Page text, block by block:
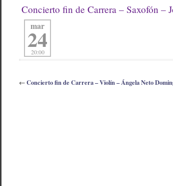
Concierto fin de Carrera – Saxofón –
mar
24
20:00
←Concierto fin de Carrera – Violín – Ángela Neto